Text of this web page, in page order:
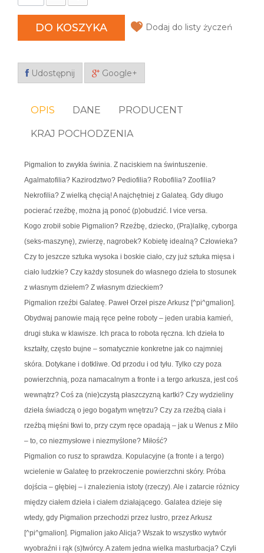
DO KOSZYKA Dodaj do listy życzeń
Udostępnij Google+
OPIS DANE PRODUCENT
KRAJ POCHODZENIA
Pigmalion to zwykła świnia. Z naciskiem na świntuszenie.
Agalmatofilia? Kazirodztwo? Pediofilia? Robofilia? Zoofilia?
Nekrofilia? Z wielką chęcią! A najchętniej z Galateą. Gdy długo
pocierać rzeźbę, można ją ponoć (p)obudzić. I vice versa.
Kogo zrobił sobie Pigmalion? Rzeźbę, dziecko, (Pra)lalkę, cyborga
(seks-maszynę), zwierzę, nagrobek? Kobietę idealną? Człowieka?
Czy to jeszcze sztuka wysoka i boskie ciało, czy już sztuka mięsa i
ciało ludzkie? Czy każdy stosunek do własnego dzieła to stosunek
z własnym dziełem? Z własnym dzieckiem?
Pigmalion rzeźbi Galateę. Paweł Orzeł pisze Arkusz [^pi^gmalion].
Obydwaj panowie mają ręce pełne roboty – jeden urabia kamień,
drugi stuka w klawisze. Ich praca to robota ręczna. Ich dzieła to
kształty, często bujne – somatycznie konkretne jak co najmniej
skóra. Dotykane i dotkliwe. Od przodu i od tyłu. Tylko czy poza
powierzchnią, poza namacalnym a fronte i a tergoarkusza, jest coś
wewnątrz? Coś za (nie)czystą płaszczyzną kartki? Czy wydzieliny
dzieła świadczą o jego bogatym wnętrzu? Czy za rzeźbą ciała i
rzeźbą mięśni tkwi to, przy czym ręce opadają – jak u Wenus z Milo
– to, co niezmysłowe i niezmyślone? Miłość?
Pigmalion co rusz to sprawdza. Kopulacyjne (a fronte i a tergo)
wcielenie w Galateę to przekroczenie powierzchni skóry. Próba
dojścia – głębiej – i znalezienia istoty (rzeczy). Ale i zatarcie różnicy
między ciałem dzieła i ciałem działającego. Galatea dzieje się
wtedy, gdy Pigmalion przechodzi przez lustro, przezArkusz
[^pi^gmalion]. Pigmalion jako Alicja? Wszak to wszystko wytwór
wyobraźni i rąk (s)twórcy. A zatem jedna wielka masturbacja? Czyli